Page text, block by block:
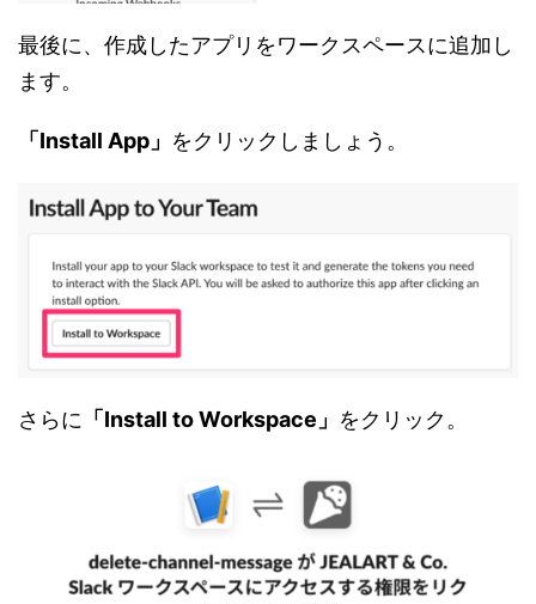
最後に、作成したアプリをワークスペースに追加し
ます。
「Install App」 をクリックしましょう。
さらに 「Install to Workspace」 をクリック。